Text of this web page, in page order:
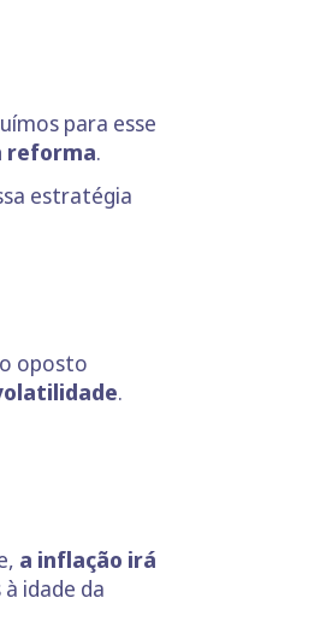
para esse
reforma.
estratégia
oposto
.
a inflação irá
idade da